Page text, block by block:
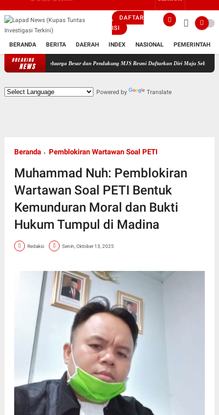
DAFTAR
ISI
BERANDA BERITA DAERAH INDEX NASIONAL PEMERINTAH
BREAKING
NEWS
Keluarga Besar dan Pendukung MJS Resmi Daftarkan Diri Maju Sebagai Calon Kepala
Powered by Translate
Beranda Pemblokiran Wartawan Soal PETI
Muhammad Nuh: Pemblokiran
Wartawan Soal PETI Bentuk
Kemunduran Moral dan Bukti
Hukum Tumpul di Madina
Redaksi Senin, Oktober 13, 2025